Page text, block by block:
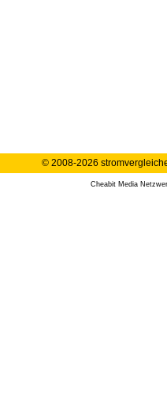
© 2008-2026
Cheabit Media